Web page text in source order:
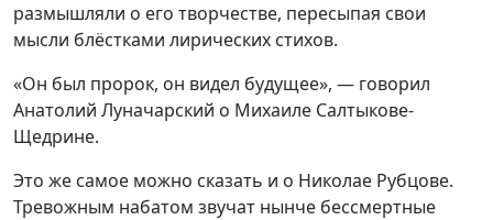
размышляли о его творчестве, пересыпая свои
мысли блёстками лирических стихов.
«Он был пророк, он видел будущее», — говорил
Анатолий Луначарский о Михаиле Салтыкове-
Щедрине.
Это же самое можно сказать и о Николае Рубцове.
Тревожным набатом звучат нынче бессмертные